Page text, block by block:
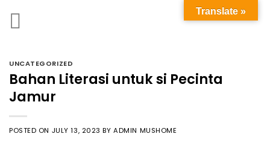
UNCATEGORIZED
Bahan Literasi untuk si Pecinta
Jamur
POSTED ON JULY 13, 2023 BYADMIN MUSHOME
Translate »